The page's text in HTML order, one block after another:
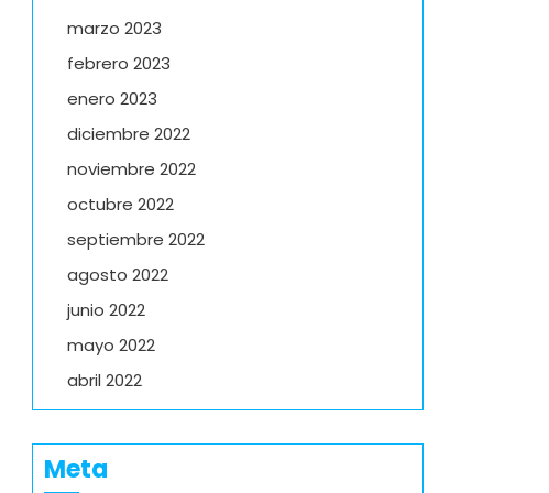
marzo 2023
febrero 2023
enero 2023
diciembre 2022
noviembre 2022
octubre 2022
septiembre 2022
agosto 2022
junio 2022
mayo 2022
abril 2022
Meta